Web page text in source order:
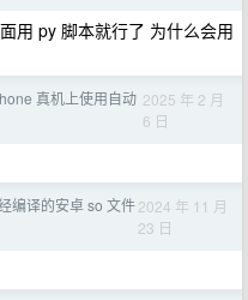
用 py 脚本就行了 为什么会用
真机上使用自动 2025 年 2 月
6 日
编译的安卓 so 文件2024 年 11 月
23 日